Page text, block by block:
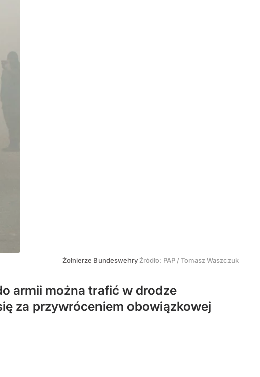
Żołnierze Bundeswehry Źródło: PAP /Tomasz Waszczuk
armii można trafić w drodze
za przywróceniem obowiązkowej